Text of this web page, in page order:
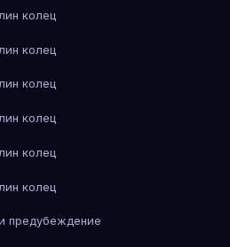
колец
колец
колец
колец
колец
колец
предубеждение